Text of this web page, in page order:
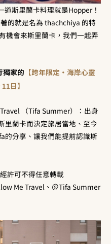
斯里蘭卡料理就是Hopper！
的就是名為 thachchiya 的特
機會來斯里蘭卡，我們一起弄
獨家的 【跨年限定・海岸心靈
日】
（Tifa Summer）：出身
里蘭卡而決定旅居當地、至今
的分享、讓我們能提前認識斯
許可不得任意轉載
Me Travel、＠Tifa Summer